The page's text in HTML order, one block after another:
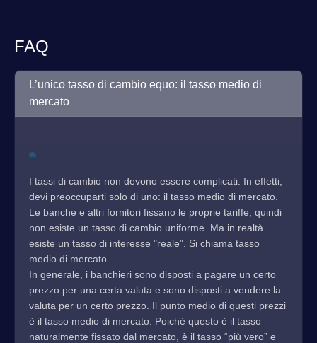
FAQ
L’unico tasso di cambio equo: il tasso medio di
mercato
I tassi di cambio non devono essere complicati. In effetti,
devi preoccuparti solo di uno: il tasso medio di mercato.
Le banche e altri fornitori fissano le proprie tariffe, quindi
non esiste un tasso di cambio uniforme. Ma in realtà
esiste un tasso di interesse "reale". Si chiama tasso
medio di mercato.
In generale, i banchieri sono disposti a pagare un certo
prezzo per una certa valuta e sono disposti a vendere la
valuta per un certo prezzo. Il punto medio di questi prezzi
è il tasso medio di mercato. Poiché questo è il tasso
naturalmente fissato dal mercato, è il tasso “più vero” e